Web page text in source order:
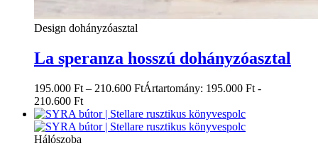
Design dohányzóasztal
La speranza hosszú dohányzóasztal
195.000 Ft – 210.600 FtÁrtartomány: 195.000 Ft -
210.600 Ft
Hálószoba